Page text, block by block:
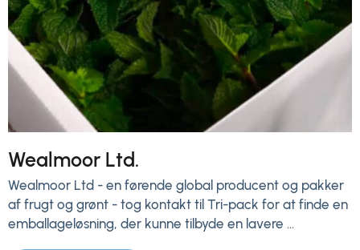
Wealmoor Ltd.
Wealmoor Ltd - en førende global producent og pakker
af frugt og grønt - tog kontakt til Tri-pack for at finde en
emballageløsning, der kunne tilbyde en lavere ...